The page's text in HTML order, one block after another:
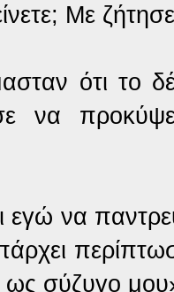
Με
ότι το
να
εγώ να
σύζυγο